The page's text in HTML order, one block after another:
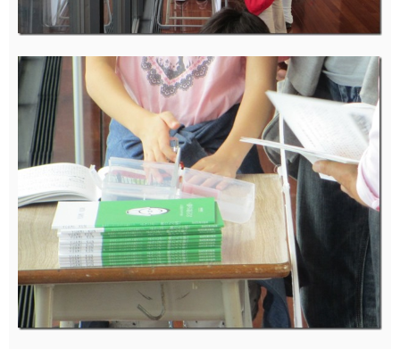
続いては、ちょっとレアな催し。
おそらく、北海道開拓史から民間会社である北海道炭鉱
鉄道会社に払い下げられた幌内線（現在私たちが使って
いる函館本線の手宮－幌内間）で、西暦1890年にドイツ
から輸入されたレール。
このレールを昨年5月にやっとのことで発見したという
ことで、、、
多くの方に見て頂けるようにと、企画をつくり、岩見沢
駅の方、また保線の皆様にお力添えをいただき、塗膜は